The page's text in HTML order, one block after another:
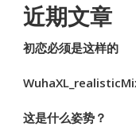
近期文章
初恋必须是这样的
这是什么姿势？